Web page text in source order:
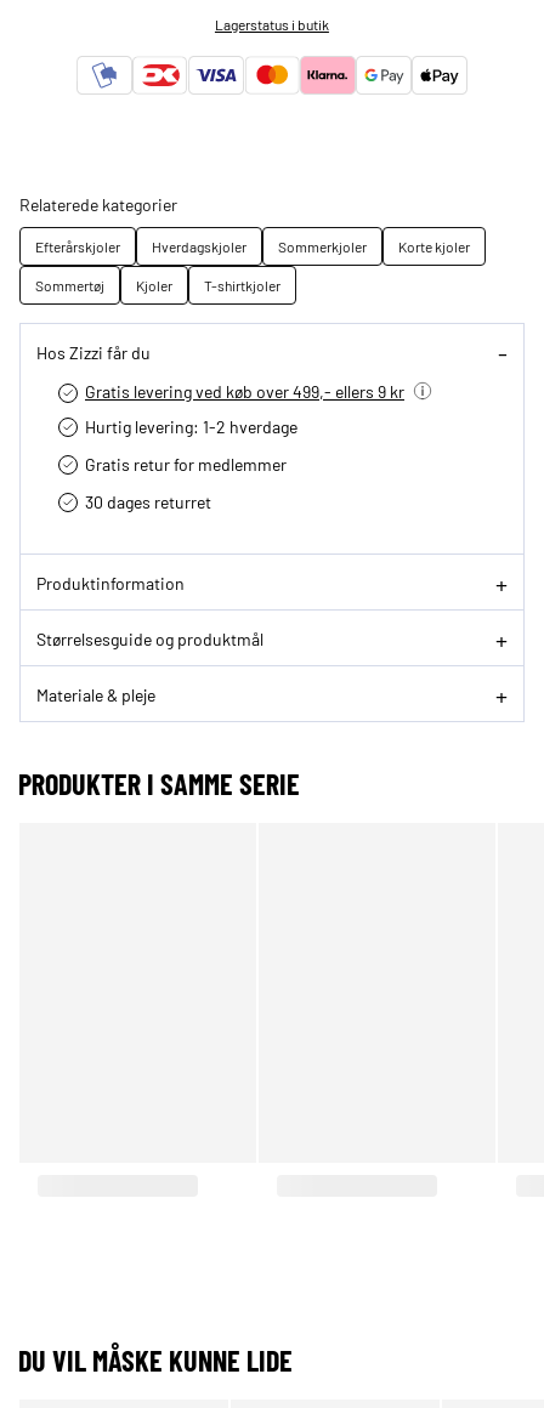
Lagerstatus i butik
Relaterede kategorier
Efterårskjoler Hverdagskjoler Sommerkjoler
Korte kjoler
Sommertøj
Kjoler T-shirtkjoler
Hos Zizzi får du
Gratis levering ved køb over 499,- ellers 9 kr
Hurtig levering­: 1-2 hverdage
Gratis retur for medlemmer
30 dages returret
Produktinformation
Størrelsesguide og produktmål
Materiale & pleje
PRODUKTER I SAMME SERIE
DU VIL MÅSKE KUNNE LIDE